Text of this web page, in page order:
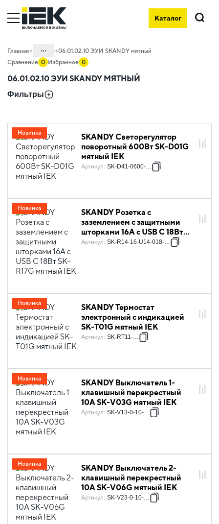
Каталог
Поиск
Главная ...
Каталог
06. Изделия электроустановочные,
удлинители и силовые разъемы
изделия скрытого монтажа SKANDY
06.01.02.10 ЭУИ SKANDY мятный
Сравнение 0 Избранное 0
06.01.02.10 ЭУИ SKANDY МЯТНЫЙ
Фильтры
SKANDY Светорегулятор
поворотный 600Вт SK-D01G
мятный IEK
Артикул: SK-D41-0600-K06
Новинка
SKANDY Розетка с
заземлением с защитными
шторками 16А с USB C 18Вт
SK-R17G мятный IEK
Артикул: SK-R14-16-U14-018-K06
Новинка
SKANDY Термостат
электронный с индикацией
SK-T01G мятный IEK
Артикул: SK-RT11-K06
Новинка
SKANDY Выключатель 1-
клавишный перекрестный
10А SK-V03G мятный IEK
Артикул: SK-V13-0-10-K06
Новинка
SKANDY Выключатель 2-
клавишный перекрестный
10А SK-V06G мятный IEK
Артикул: SK-V23-0-10-K06
Новинка